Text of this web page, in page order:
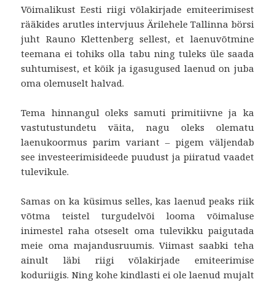
Võimalikust Eesti riigi võlakirjade emiteerimisest
rääkides arutles intervjuus Ärilehele Tallinna börsi
juht Rauno Klettenberg sellest, et laenuvõtmine
teemana ei tohiks olla tabu ning tuleks üle saada
suhtumisest, et kõik ja igasugused laenud on juba
oma olemuselt halvad.
Tema hinnangul oleks samuti primitiivne ja ka
vastutustundetu väita, nagu oleks olematu
laenukoormus parim variant – pigem väljendab
see investeerimisideede puudust ja piiratud vaadet
tulevikule.
Samas on ka küsimus selles, kas laenud peaks riik
võtma teistel turgudelvõi looma võimaluse
inimestel raha otseselt oma tulevikku paigutada
meie oma majandusruumis. Viimast saabki teha
ainult läbi riigi võlakirjade emiteerimise
koduriigis. Ning kohe kindlasti ei ole laenud mujalt